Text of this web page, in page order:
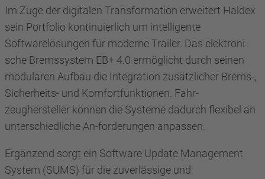
Im Zuge der digitalen Transformation erweitert Haldex
sein Portfolio kontinuierlich um intelligente
Softwarelösungen für moderne Trailer. Das elektroni-
sche Bremssystem EB+ 4.0 ermöglicht durch seinen
modularen Aufbau die Integration zusätzlicher Brems-,
Sicherheits- und Komfortfunktionen. Fahr-
zeughersteller können die Systeme dadurch flexibel an
unterschiedliche An-forderungen anpassen.
Ergänzend sorgt ein Software Update Management
System (SUMS) für die zuverlässige und